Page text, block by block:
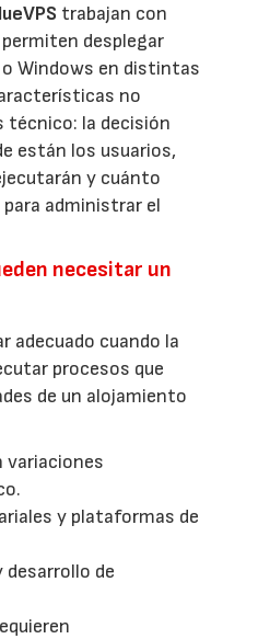
trabajan con
desplegar
Windows en distintas
no
la decisión
están los usuarios,
y cuánto
administrar el
necesitar un
adecuado cuando la
procesos que
de un alojamiento
variaciones
y plataformas de
desarrollo de